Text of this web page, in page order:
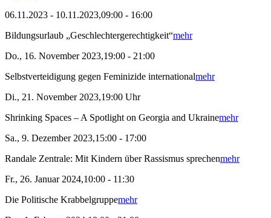
06.11.2023 - 10.11.2023,09:00 - 16:00
Bildungsurlaub „Geschlechtergerechtigkeit“mehr
Do., 16. November 2023,19:00 - 21:00
Selbstverteidigung gegen Feminizide internationalmehr
Di., 21. November 2023,19:00 Uhr
Shrinking Spaces – A Spotlight on Georgia and Ukrainemehr
Sa., 9. Dezember 2023,15:00 - 17:00
Randale Zentrale: Mit Kindern über Rassismus sprechenmehr
Fr., 26. Januar 2024,10:00 - 11:30
Die Politische Krabbelgruppemehr